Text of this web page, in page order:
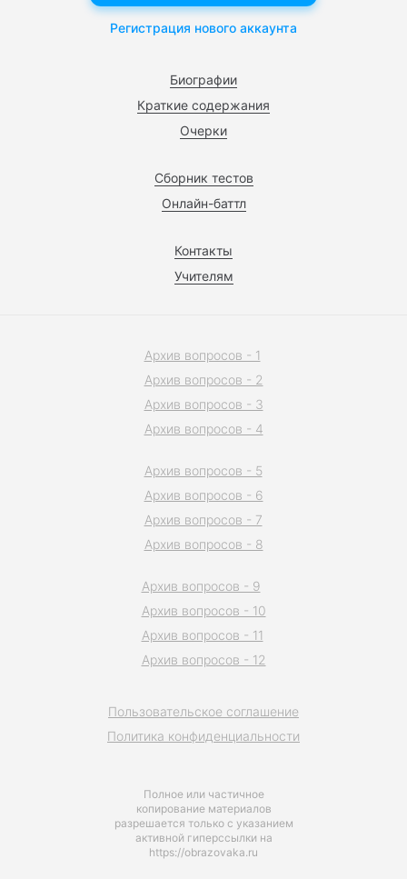
Биографии
Краткие содержания
Очерки
Сборник тестов
Онлайн-баттл
Контакты
Учителям
Регистрация нового аккаунта
Полное или частичное
копирование материалов
разрешается только с указанием
активной гиперссылки на
https://obrazovaka.ru
Пользовательское соглашение
Политика конфиденциальности
Архив вопросов - 1
Архив вопросов - 2
Архив вопросов - 3
Архив вопросов - 4
Архив вопросов - 5
Архив вопросов - 6
Архив вопросов - 7
Архив вопросов - 8
Архив вопросов - 9
Архив вопросов - 10
Архив вопросов - 11
Архив вопросов - 12